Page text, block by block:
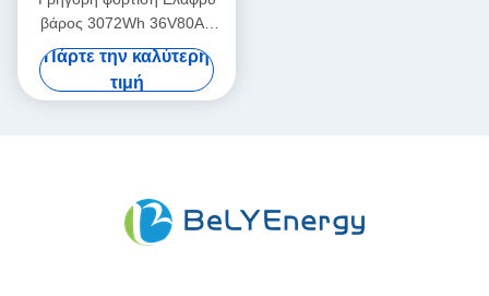
βάρος 3072Wh 36V80Ah
LiFePO4 μπαταρία με
ανώτερη προστασία για το
σκάφος
Πάρτε την καλύτερη
τιμή